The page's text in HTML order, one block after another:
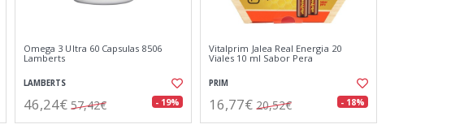
Omega 3 Ultra 60 Capsulas 8506
Lamberts
LAMBERTS
46,24€ 57,42€ - 19%
Vitalprim Jalea Real Energia 20
Viales 10 ml Sabor Pera
PRIM
16,77€ 20,52€ - 18%